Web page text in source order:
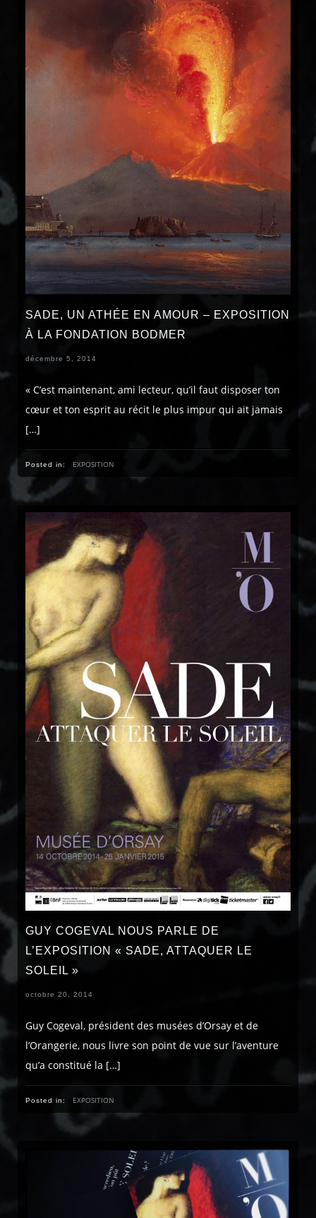
SADE, UN ATHÉE EN AMOUR – EXPOSITION
À LA FONDATION BODMER
décembre 5, 2014
« C’est maintenant, ami lecteur, qu’il faut disposer ton
cœur et ton esprit au récit le plus impur qui ait jamais
[…]
Posted in: EXPOSITION
GUY COGEVAL NOUS PARLE DE
L’EXPOSITION « SADE, ATTAQUER LE
SOLEIL »
octobre 20, 2014
Guy Cogeval, président des musées d’Orsay et de
l’Orangerie, nous livre son point de vue sur l’aventure
qu’a constitué la […]
Posted in: EXPOSITION